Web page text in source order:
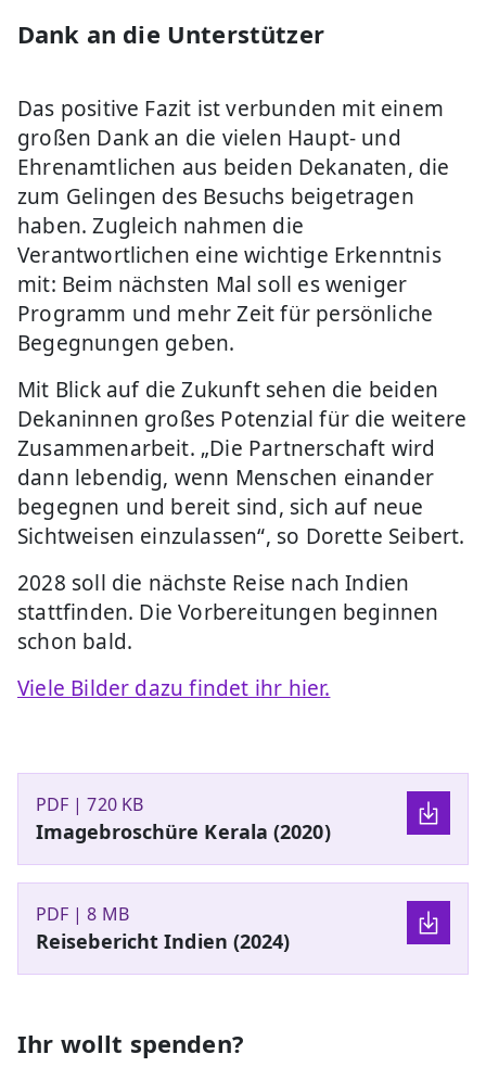
Dank an die Unterstützer
Das positive Fazit ist verbunden mit einem
großen Dank an die vielen Haupt- und
Ehrenamtlichen aus beiden Dekanaten, die
zum Gelingen des Besuchs beigetragen
haben. Zugleich nahmen die
Verantwortlichen eine wichtige Erkenntnis
mit: Beim nächsten Mal soll es weniger
Programm und mehr Zeit für persönliche
Begegnungen geben.
Mit Blick auf die Zukunft sehen die beiden
Dekaninnen großes Potenzial für die weitere
Zusammenarbeit. „Die Partnerschaft wird
dann lebendig, wenn Menschen einander
begegnen und bereit sind, sich auf neue
Sichtweisen einzulassen“, so Dorette Seibert.
2028 soll die nächste Reise nach Indien
stattfinden. Die Vorbereitungen beginnen
schon bald.
Viele Bilder dazu findet ihr hier.
PDF | 720 KB
Imagebroschüre Kerala (2020)
PDF | 8 MB
Reisebericht Indien (2024)
Ihr wollt spenden?